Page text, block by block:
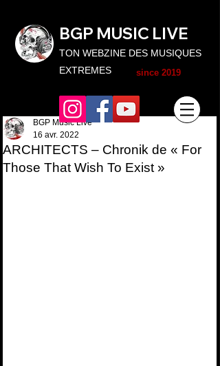
TON WEBZINE DES MUSIQUES
EXTREMES
BGP MUSIC LIVE
since 2019
ARCHITECTS – Chronik de « For
Those That Wish To Exist »
BGP Music Live
16 avr. 2022